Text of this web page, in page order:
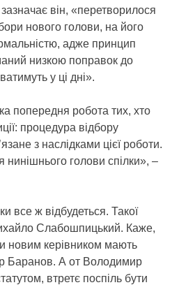
він, «перетворилося
нового голови, на його
адже принцип
низкою поправок до
у ці дні».
попередня робота тих, хто
процедура відбору
з наслідками цієї роботи.
нинішнього голови спілки», –
все ж відбудеться. Такої
Слабошпицький. Каже,
новим керівником мають
Баранов. А от Володимир
втретє поспіль бути